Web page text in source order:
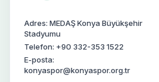
Adres: MEDAŞ Konya Büyükşehir
Stadyumu
Telefon: +90 332-353 1522
E-posta:
konyaspor@konyaspor.org.tr